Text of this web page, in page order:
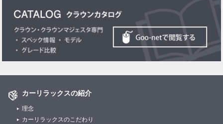
カーリラックスの紹介
理念
カーリラックスのこだわり